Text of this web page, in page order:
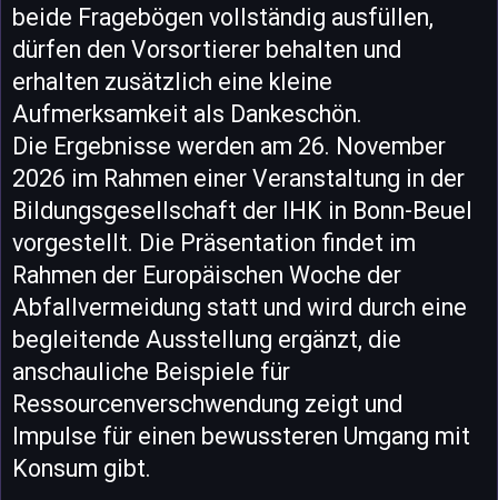
beide Fragebögen vollständig ausfüllen,
dürfen den Vorsortierer behalten und
erhalten zusätzlich eine kleine
Aufmerksamkeit als Dankeschön.
Die Ergebnisse werden am 26. November
2026 im Rahmen einer Veranstaltung in der
Bildungsgesellschaft der IHK in Bonn-Beuel
vorgestellt. Die Präsentation findet im
Rahmen der Europäischen Woche der
Abfallvermeidung statt und wird durch eine
begleitende Ausstellung ergänzt, die
anschauliche Beispiele für
Ressourcenverschwendung zeigt und
Impulse für einen bewussteren Umgang mit
Konsum gibt.